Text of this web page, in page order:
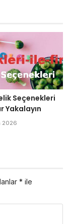
Seçenekleri
Yakalayın
2026
* ile